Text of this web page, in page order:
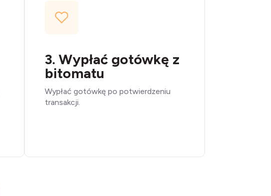
3. Wypłać gotówkę z
bitomatu
Wypłać gotówkę po potwierdzeniu
transakcji.